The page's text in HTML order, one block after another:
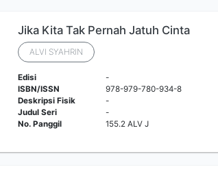
Jika Kita Tak Pernah Jatuh Cinta
ALVI SYAHRIN
Edisi
-
ISBN/ISSN
978-979-780-934-8
Deskripsi Fisik
-
Judul Seri
-
No. Panggil
155.2 ALV J